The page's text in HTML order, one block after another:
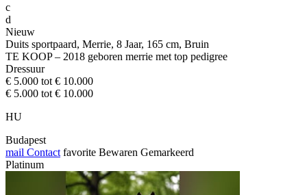
c
d
Nieuw
Duits sportpaard, Merrie, 8 Jaar, 165 cm, Bruin
TE KOOP – 2018 geboren merrie met top pedigree
Dressuur
€ 5.000 tot € 10.000
€ 5.000 tot € 10.000
HU
Budapest
mail Contact favorite Bewaren Gemarkeerd
Platinum